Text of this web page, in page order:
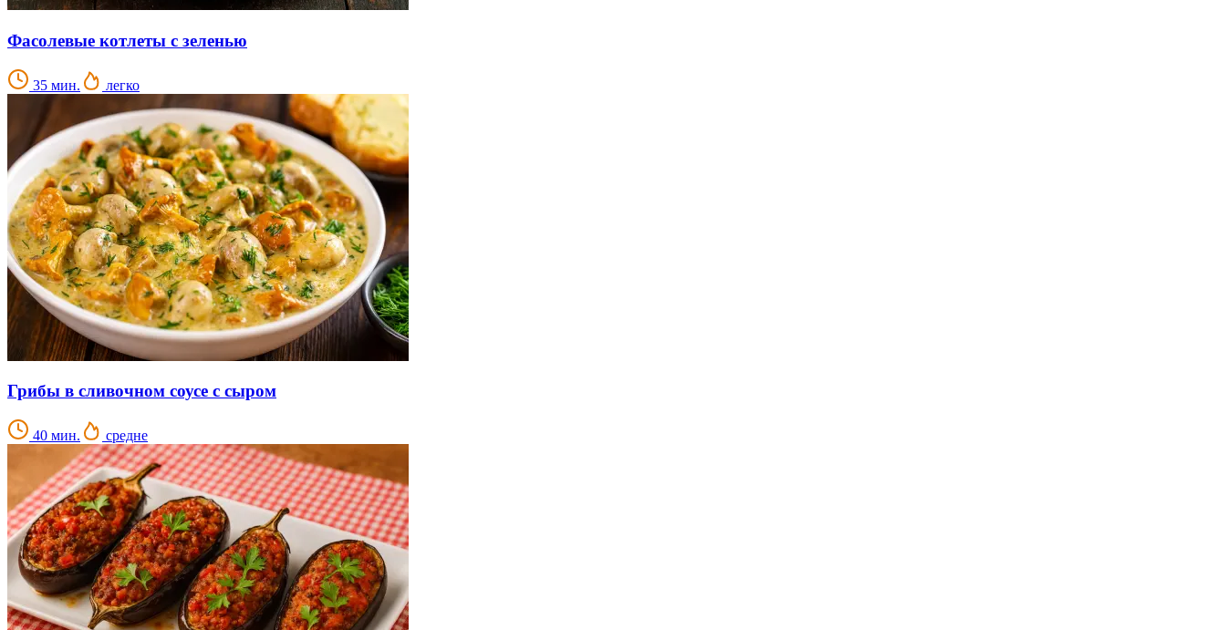
Фасолевые котлеты с зеленью
35 мин. легко
Грибы в сливочном соусе с сыром
40 мин. средне